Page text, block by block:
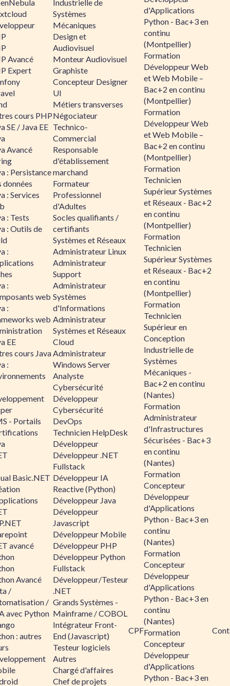
Avancé
Expert
cours PHP
SE / Java EE
Avancé
: Persistance
données
: Services
: Tests
: Outils de
:
:
web
:
web
EE
cours Java
:
- Portails
Basic.NET
avancé
Avancé
/
/
avec Python
: autres
Industrielle de
Systèmes
Mécaniques
Design et
Audiovisuel
Monteur Audiovisuel
Graphiste
Concepteur Designer
UI
Métiers transverses
Négociateur
Technico-
Commercial
Responsable
d'établissement
marchand
Formateur
Professionnel
d'Adultes
Socles qualifiants /
certifiants
Systèmes et Réseaux
Administrateur Linux
Administrateur
Support
Administrateur
Systèmes
d'Informations
Administrateur
Systèmes et Réseaux
Cloud
Administrateur
Windows Server
Analyste
Cybersécurité
Développeur
Cybersécurité
DevOps
Technicien HelpDesk
Développeur
Développeur .NET
Fullstack
Développeur IA
Reactive (Python)
Développeur Java
Développeur
Javascript
Développeur Mobile
Développeur PHP
Développeur Python
Fullstack
Développeur/Testeur
.NET
Grands Systèmes -
Mainframe / COBOL
Intégrateur Front-
End (Javascript)
Testeur logiciels
Autres
Chargé d'affaires
Chef de projets
CPF
d'Applications
Python - Bac+3 en
continu
(Montpellier)
Formation
Développeur Web
et Web Mobile –
Bac+2 en continu
(Montpellier)
Formation
Développeur Web
et Web Mobile –
Bac+2 en continu
(Montpellier)
Formation
Technicien
Supérieur Systèmes
et Réseaux - Bac+2
en continu
(Montpellier)
Formation
Technicien
Supérieur Systèmes
et Réseaux - Bac+2
en continu
(Montpellier)
Formation
Technicien
Supérieur en
Conception
Industrielle de
Systèmes
Mécaniques -
Bac+2 en continu
(Nantes)
Formation
Administrateur
d'Infrastructures
Sécurisées - Bac+3
en continu
(Nantes)
Formation
Concepteur
Développeur
d'Applications
Python - Bac+3 en
continu
(Nantes)
Formation
Concepteur
Développeur
d'Applications
Python - Bac+3 en
continu
(Nantes)
Formation
Concepteur
Développeur
d'Applications
Python - Bac+3 en